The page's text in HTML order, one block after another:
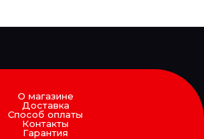
О магазине
Доставка
Способ оплаты
Контакты
Гарантия